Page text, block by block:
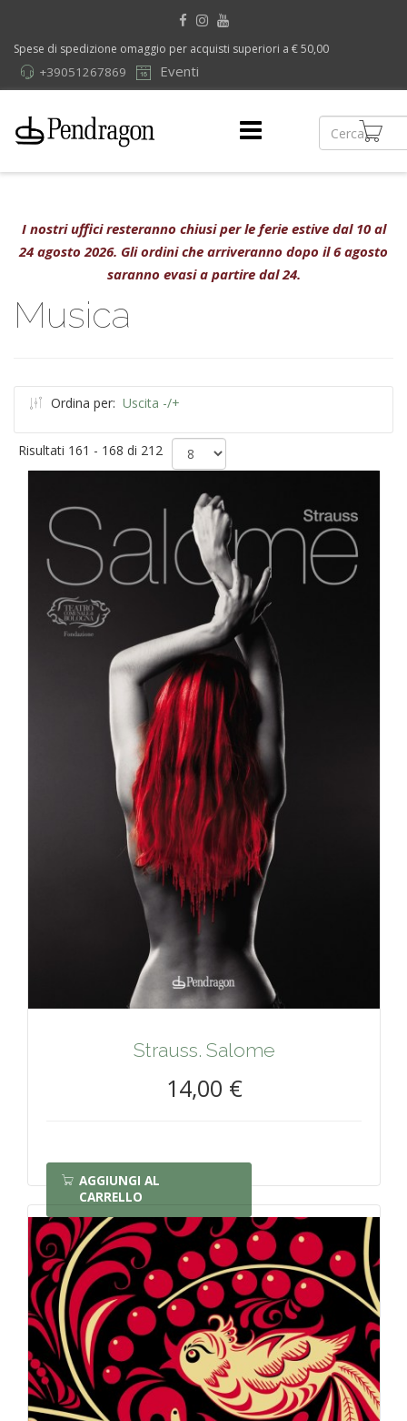
Spese di spedizione omaggio per acquisti superiori a € 50,00
Eventi
+39051267869
I nostri uffici resteranno chiusi per le ferie estive dal 10 al
24 agosto 2026. Gli ordini che arriveranno dopo il 6 agosto
saranno evasi a partire dal 24.
Musica
Ordina per: Uscita -/+
Risultati 161 - 168 di 212
Strauss. Salome
14,00 €
AGGIUNGI AL
CARRELLO